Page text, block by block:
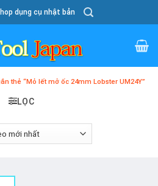
dụng cụ nhật bản
thẻ “Mỏ lết mở ốc 24mm Lobster UM24Y”
LỌC